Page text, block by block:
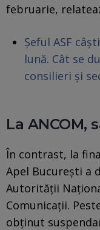
februarie,
Șeful ASF
lună. Cât se
consilieri și
La ANCOM,
În contrast, la
Apel București a
Autorității
Comunicații.
obținut